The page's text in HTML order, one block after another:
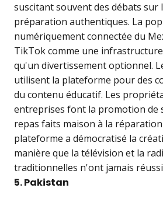
suscitant souvent des débats sur
préparation authentiques. La
numériquement connectée du
TikTok comme une
qu'un divertissement optionnel.
utilisent la plateforme pour des
du contenu éducatif. Les
entreprises font la promotion de
repas faits maison à la
plateforme a démocratisé la
manière que la télévision et la
traditionnelles n'ont jamais
5. Pakistan